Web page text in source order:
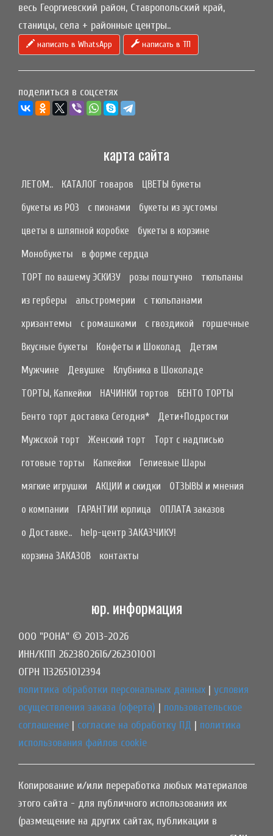
весь Георгиевский район, Ставропольский край,
станицы, села + районные центры..
написать в WhatsApp написать в ТП
поделиться в соцсетях
карта сайта
ЛЕТОМ.. КАТАЛОГ товаров
ЦВЕТЫ букеты
букеты из РОЗ
с пионами
букеты из эустомы
цветы в шляпной коробке
букеты в корзине
Монобукеты
в форме сердца
ТОРТ по вашему ЭСКИЗУ
розы поштучно
тюльпаны
из герберы
альстромерии
с тюльпанами
хризантемы
с ромашками с гвоздикой
горшечные
Вкусные букеты
Конфеты и Шоколад
Детям
Мужчине
Девушке
Клубника в Шоколаде
ТОРТЫ, Капкейки
НАЧИНКИ тортов
БЕНТО ТОРТЫ
Бенто торт доставка Сегодня*
Дети+Подростки
Мужской торт
Женский торт
Торт с надписью
готовые торты
Капкейки
Гелиевые Шары
мягкие игрушки
АКЦИИ и скидки
ОТЗЫВЫ и мнения
о компании
ГАРАНТИИ юрлица
ОПЛАТА заказов
о Доставке..
help-центр ЗАКАЗЧИКУ!
корзина ЗАКАЗОВ
контакты
юр. информация
ООО "РОНА" © 2013-2026
ИНН/КПП 2623802616/262301001
ОГРН 1132651012394
политика обработки персональных данных | условия
осуществления заказа (оферта) | пользовательское
соглашение | согласие на обработку ПД | политика
использования файлов cookie
Копирование и/или переработка любых материалов
этого сайта - для публичного использования их
(размещение на других сайтах, публикации в